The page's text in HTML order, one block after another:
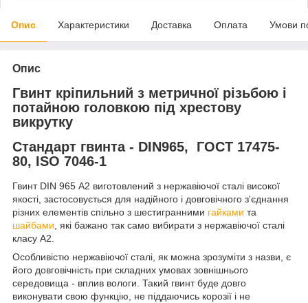
Опис Характеристики Доставка Оплата Умови
Опис
Гвинт кріпильний з метричної різьбою і
потайною головкою під хрестову
викрутку
Стандарт гвинта - DIN965, ГОСТ 17475-
80, ISO 7046-1
Гвинт DIN 965 А2 виготовлений з нержавіючої сталі високої
якості, застосовується для надійного і довговічного з'єднання
різних елементів спільно з шестигранними гайками та
шайбами , які бажано так само вибирати з нержавіючої сталі
класу А2.
Особливістю нержавіючої сталі, як можна зрозуміти з назви, є
його довговічність при складних умовах зовнішнього
середовища - вплив вологи. Такий гвинт буде довго
виконувати свою функцію, не піддаючись корозії і не